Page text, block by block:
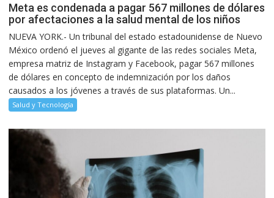
Meta es condenada a pagar 567 millones de dólares
por afectaciones a la salud mental de los niños
NUEVA YORK.- Un tribunal del estado estadounidense de Nuevo
México ordenó el jueves al gigante de las redes sociales Meta,
empresa matriz de Instagram y Facebook, pagar 567 millones
de dólares en concepto de indemnización por los daños
causados a los jóvenes a través de sus plataformas. Un...
Salud y Tecnología